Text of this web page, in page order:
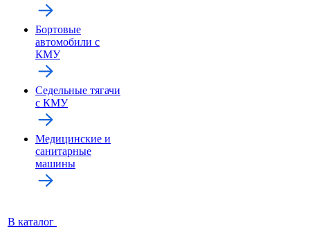
Бортовые
автомобили с
КМУ
Седельные тягачи
с КМУ
Медицинские и
санитарные
машины
В каталог